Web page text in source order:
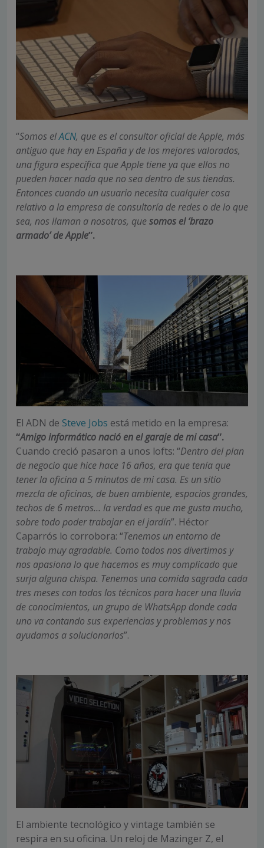
“Somos elACN, que es el consultor oficial de Apple, más
antiguo que hay en España y de los mejores valorados,
una figura específica que Apple tiene ya que ellos no
pueden hacer nada que no sea dentro de sus tiendas.
Entonces cuando un usuario necesita cualquier cosa
relativo a la empresa de consultoría de redes o de lo que
sea, nos llaman a nosotros, quesomos el ‘brazo
armado’ de Apple”.
El ADN de Steve Jobs está metido en la empresa:
“Amigo informático nació en el garaje de mi casa”.
Cuando creció pasaron a unos lofts: “Dentro del plan
de negocio que hice hace 16 años, era que tenía que
tener la oficina a 5 minutos de mi casa. Es un sitio
mezcla de oficinas, de buen ambiente, espacios grandes,
techos de 6 metros… la verdad es que me gusta mucho,
sobre todo poder trabajar en el jardín”. Héctor
Caparrós lo corrobora: “Tenemos un entorno de
trabajo muy agradable. Como todos nos divertimos y
nos apasiona lo que hacemos es muy complicado que
surja alguna chispa. Tenemos una comida sagrada cada
tres meses con todos los técnicos para hacer una lluvia
de conocimientos, un grupo de WhatsApp donde cada
uno va contando sus experiencias y problemas y nos
ayudamos a solucionarlos”.
El ambiente tecnológico y vintage también se
respira en su oficina. Un reloj de Mazinger Z, el